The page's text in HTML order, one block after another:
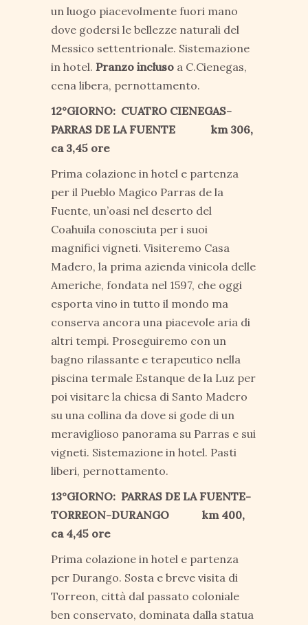
un luogo piacevolmente fuori mano
dove godersi le bellezze naturali del
Messico settentrionale. Sistemazione
in hotel. Pranzo incluso a C.Cienegas,
cena libera, pernottamento.
12°GIORNO: CUATRO CIENEGAS-
PARRAS DE LA FUENTE km 306,
ca 3,45 ore
Prima colazione in hotel e partenza
per il Pueblo Magico Parras de la
Fuente, un’oasi nel deserto del
Coahuila conosciuta per i suoi
magnifici vigneti. Visiteremo Casa
Madero, la prima azienda vinicola delle
Americhe, fondata nel 1597, che oggi
esporta vino in tutto il mondo ma
conserva ancora una piacevole aria di
altri tempi. Proseguiremo con un
bagno rilassante e terapeutico nella
piscina termale Estanque de la Luz per
poi visitare la chiesa di Santo Madero
su una collina da dove si gode di un
meraviglioso panorama su Parras e sui
vigneti. Sistemazione in hotel. Pasti
liberi, pernottamento.
13°GIORNO: PARRAS DE LA FUENTE-
TORREON-DURANGO km 400,
ca 4,45 ore
Prima colazione in hotel e partenza
per Durango. Sosta e breve visita di
Torreon, città dal passato coloniale
ben conservato, dominata dalla statua